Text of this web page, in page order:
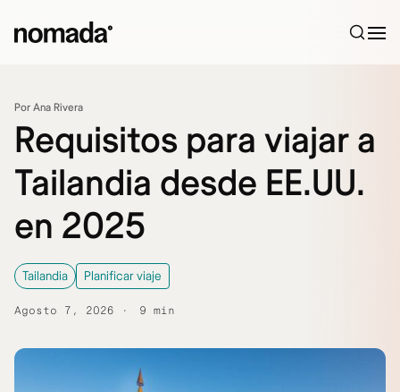
Por Ana Rivera
Requisitos para viajar a
Tailandia desde EE.UU.
en 2025
Tailandia Planificar viaje
Agosto 7, 2026 9 min